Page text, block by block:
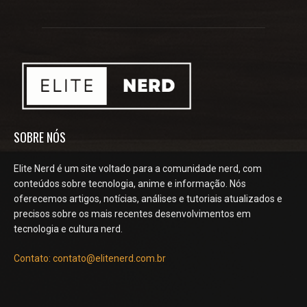
SOBRE NÓS
Elite Nerd é um site voltado para a comunidade nerd, com
conteúdos sobre tecnologia, anime e informação. Nós
oferecemos artigos, notícias, análises e tutoriais atualizados e
precisos sobre os mais recentes desenvolvimentos em
tecnologia e cultura nerd.
Contato: contato@elitenerd.com.br